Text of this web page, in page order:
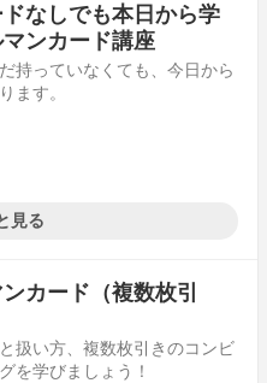
ドなしでも本日から学
ンカード講座
持っていなくても、今日から
ます。
見る
ンカード（複数枚引
扱い方、複数枚引きのコンビ
を学びましょう！